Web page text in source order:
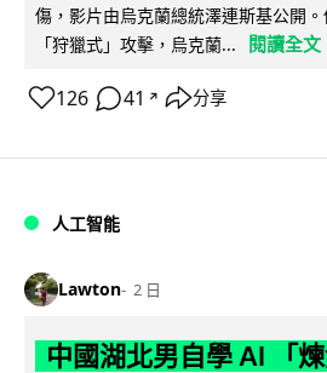
傷，影片由烏克蘭總統澤連斯基公開
「狩獵式」攻擊，烏克蘭...
閱讀全文
126 41 ↗ 分享
人工智能
Lawton 2 日
中國湖北男自學 AI 「